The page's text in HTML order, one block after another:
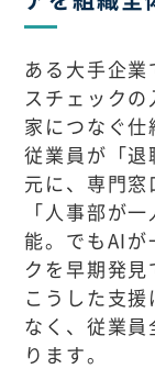
ある大手企
スチェック
家につなぐ仕
従業員が「退
元に、専門窓
「人事部が
能。でもAIが
クを早期発見
こうした支
なく、従業
ります。